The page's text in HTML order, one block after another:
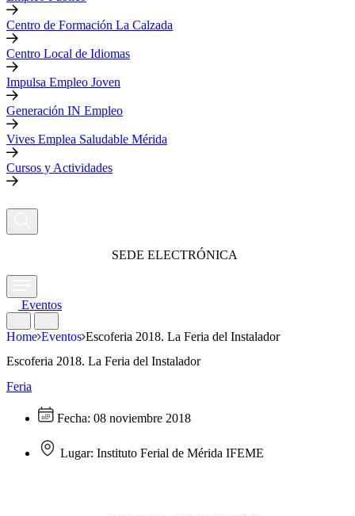
Centro de Formación La Calzada
Centro Local de Idiomas
Impulsa Empleo Joven
Generación IN Empleo
Vives Emplea Saludable Mérida
Cursos y Actividades
SEDE ELECTRÓNICA
Eventos
Home Eventos Escoferia 2018. La Feria del Instalador
Escoferia 2018. La Feria del Instalador
Feria
Fecha: 08 noviembre 2018
Lugar: Instituto Ferial de Mérida IFEME